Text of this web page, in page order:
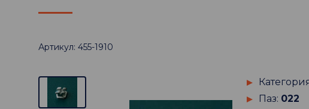
Артикул: 455-1910
Паз: 022